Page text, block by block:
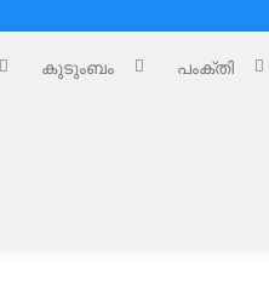
കുടുംബം പംക്തി